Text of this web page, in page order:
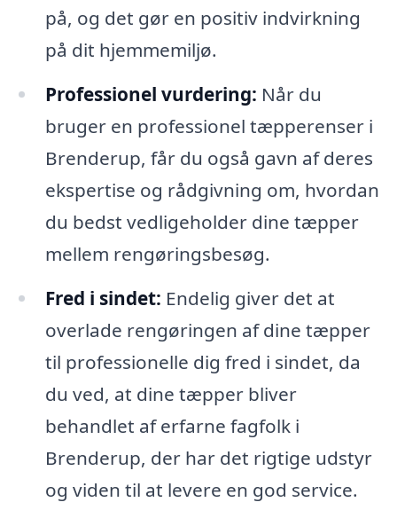
på, og det gør en positiv indvirkning
på dit hjemmemiljø.
Professionel vurdering: Når du
bruger en professionel tæpperenser i
Brenderup, får du også gavn af deres
ekspertise og rådgivning om, hvordan
du bedst vedligeholder dine tæpper
mellem rengøringsbesøg.
Fred i sindet: Endelig giver det at
overlade rengøringen af dine tæpper
til professionelle dig fred i sindet, da
du ved, at dine tæpper bliver
behandlet af erfarne fagfolk i
Brenderup, der har det rigtige udstyr
og viden til at levere en god service.